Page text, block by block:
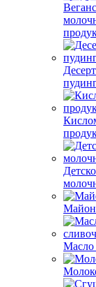
Масло